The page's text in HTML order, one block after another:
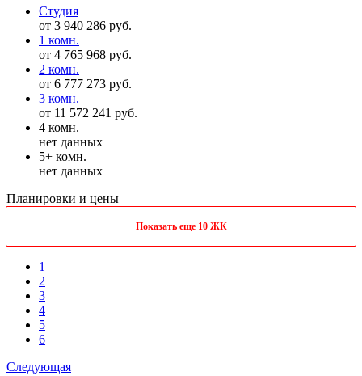
Студия
от 3 940 286 руб.
1 комн.
от 4 765 968 руб.
2 комн.
от 6 777 273 руб.
3 комн.
от 11 572 241 руб.
4 комн.
нет данных
5+ комн.
нет данных
Планировки и цены
Показать еще 10 ЖК
1
2
3
4
5
6
Следующая